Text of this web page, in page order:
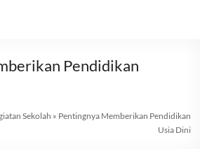
Pendidikan
Sekolah » Pentingnya Memberikan Pendidikan
Usia Dini